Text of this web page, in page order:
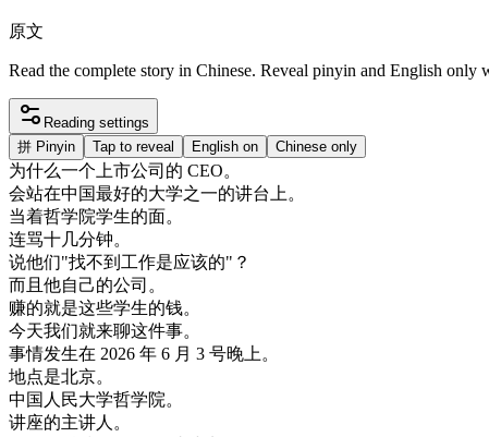
原文
Read the complete story in Chinese. Reveal pinyin and English only
Reading settings
拼 Pinyin Tap to reveal English on Chinese only
为什么一个 上市公司 的 CEO。
会站在中国最好的大学之一的讲台上 。
当着哲学院学生的面。
连骂十几分钟。
说他们"找不到 工作是应该的" ？
而且 他自己的公司 。
赚的就是这些学生的钱。
今天我们就来聊这件事。
事情发生在 2026 年 6 月 3 号晚上 。
地点是北京。
中国 人民大学哲学院。
讲座的主讲人 。